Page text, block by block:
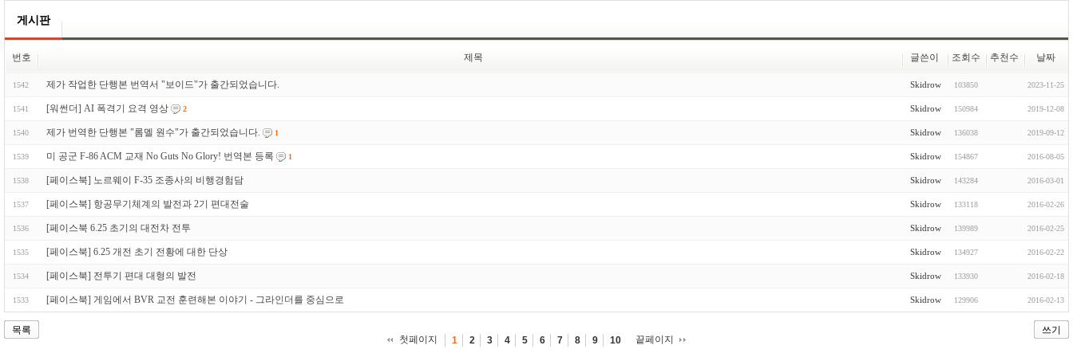
게시판
번호 제목 글쓴이 조회수 추천수 날짜
1542 제가 작업한 단행본 번역서 "보이드"가 출간되었습니다. Skidrow 103850 2023-11-25
1541 [워썬더] AI 폭격기 요격 영상 2 Skidrow 150984 2019-12-08
1540 제가 번역한 단행본 "롬멜 원수"가 출간되었습니다. 1 Skidrow 136038 2019-09-12
1539 미 공군 F-86 ACM 교재 No Guts No Glory! 번역본 등록 1 Skidrow 154867 2016-08-05
1538 [페이스북] 노르웨이 F-35 조종사의 비행경험담 Skidrow 143284 2016-03-01
1537 [페이스북] 항공무기체계의 발전과 2기 편대전술 Skidrow 133118 2016-02-26
1536 [페이스북 6.25 초기의 대전차 전투 Skidrow 139989 2016-02-25
1535 [페이스북] 6.25 개전 초기 전황에 대한 단상 Skidrow 134927 2016-02-22
1534 [페이스북] 전투기 편대 대형의 발전 Skidrow 133930 2016-02-18
1533 [페이스북] 게임에서 BVR 교전 훈련해본 이야기 - 그라인더를 중심으로 Skidrow 129906 2016-02-13
목록
쓰기
첫페이지
1 2 3 4 5 6 7 8 9 10 끝페이지